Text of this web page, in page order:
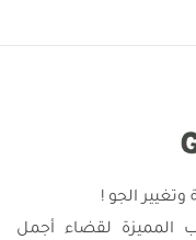
الجو !
المميزة لقضاء أجمل